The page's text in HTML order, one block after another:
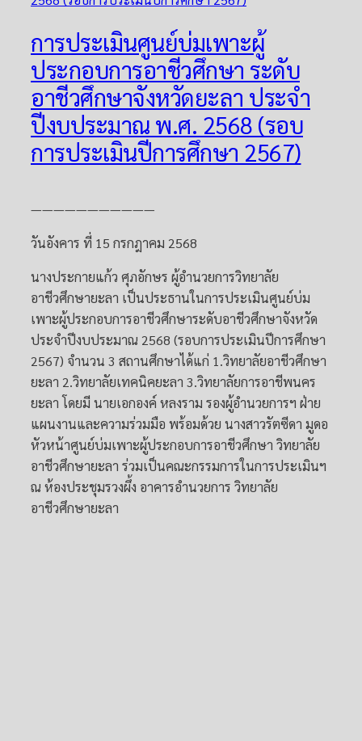
การประเมินศูนย์บ่มเพาะผู้
ประกอบการอาชีวศึกษา ระดับ
อาชีวศึกษาจังหวัดยะลา ประจำ
ปีงบประมาณ พ.ศ. 2568 (รอบ
การประเมินปีการศึกษา 2567)
———————————
วันอังคาร ที่ 15 กรกฎาคม 2568
นางประกายแก้ว ศุภอักษร ผู้อำนวยการวิทยาลัย
อาชีวศึกษายะลา เป็นประธานในการประเมินศูนย์บ่ม
เพาะผู้ประกอบการอาชีวศึกษาระดับอาชีวศึกษาจังหวัด
ประจำปีงบประมาณ 2568 (รอบการประเมินปีการศึกษา
2567) จำนวน 3 สถานศึกษาได้แก่ 1.วิทยาลัยอาชีวศึกษา
ยะลา 2.วิทยาลัยเทคนิคยะลา 3.วิทยาลัยการอาชีพนคร
ยะลา โดยมี นายเอกองค์ หลงราม รองผู้อำนวยการฯ ฝ่าย
แผนงานและความร่วมมือ พร้อมด้วย นางสาวรัตซีดา มูดอ
หัวหน้าศูนย์บ่มเพาะผู้ประกอบการอาชีวศึกษา วิทยาลัย
อาชีวศึกษายะลา ร่วมเป็นคณะกรรมการในการประเมินฯ
ณ ห้องประชุมรวงผึ้ง อาคารอำนวยการ วิทยาลัย
อาชีวศึกษายะลา